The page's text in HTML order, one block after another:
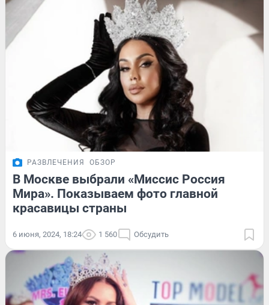
РАЗВЛЕЧЕНИЯ ОБЗОР
В Москве выбрали «Миссис Россия
Мира». Показываем фото главной
красавицы страны
6 июня, 2024, 18:24 1 560 Обсудить